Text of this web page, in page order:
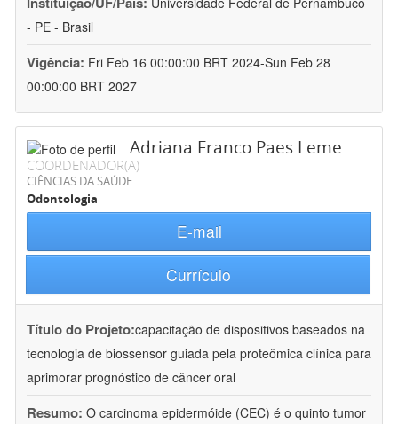
- PE - Brasil
Vigência: Fri Feb 16 00:00:00 BRT 2024-Sun Feb 28
00:00:00 BRT 2027
Adriana Franco Paes Leme
COORDENADOR(A)
CIÊNCIAS DA SAÚDE
Odontologia
E-mail
Currículo
Título do Projeto:capacitação de dispositivos baseados na
tecnologia de biossensor guiada pela proteômica clínica para
aprimorar prognóstico de câncer oral
Resumo: O carcinoma epidermóide (CEC) é o quinto tumor